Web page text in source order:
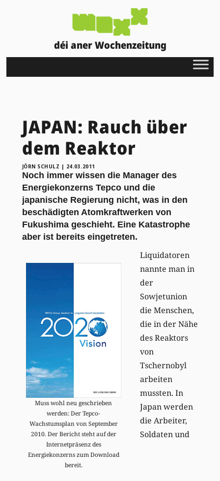
déi aner Wochenzeitung
JAPAN: Rauch über
dem Reaktor
JÖRN SCHULZ | 24.03.2011
Noch immer wissen die Manager des
Energiekonzerns Tepco und die
japanische Regierung nicht, was in den
beschädigten Atomkraftwerken von
Fukushima geschieht. Eine Katastrophe
aber ist bereits eingetreten.
Muss wohl neu geschrieben
werden: Der Tepco-
Wachstumsplan von September
2010. Der Bericht steht auf der
Internetpräsenz des
Energiekonzerns zum Download
bereit.
Liquidatoren
nannte man in
der
Sowjetunion
die Menschen,
die in der Nähe
des Reaktors
von
Tschernobyl
arbeiten
mussten. In
Japan werden
die Arbeiter,
Soldaten und